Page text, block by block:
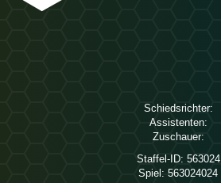
Schiedsrichter:
Assistenten:
Zuschauer:
Staffel-ID: 563024
Spiel: 563024024